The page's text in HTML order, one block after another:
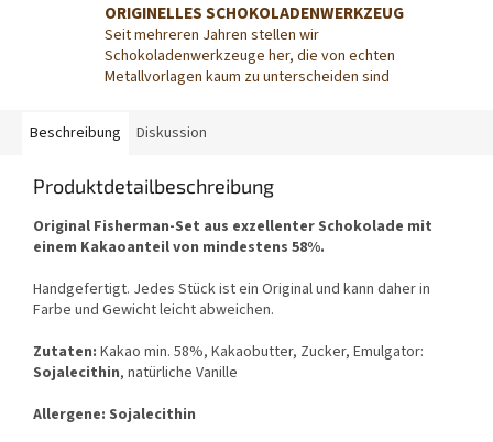
ORIGINELLES SCHOKOLADENWERKZEUG
Seit mehreren Jahren stellen wir
Schokoladenwerkzeuge her, die von echten
Metallvorlagen kaum zu unterscheiden sind
Beschreibung Diskussion
Produktdetailbeschreibung
Original Fisherman-Set aus exzellenter Schokolade mit
einem Kakaoanteil von mindestens 58%.
Handgefertigt. Jedes Stück ist ein Original und kann daher in
Farbe und Gewicht leicht abweichen.
Zutaten: Kakao min. 58%, Kakaobutter, Zucker, Emulgator:
Sojalecithin, natürliche Vanille
Allergene: Sojalecithin